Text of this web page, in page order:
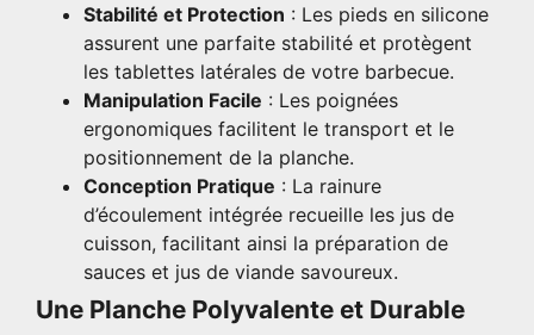
Stabilité et Protection : Les pieds en silicone
assurent une parfaite stabilité et protègent
les tablettes latérales de votre barbecue.
Manipulation Facile : Les poignées
ergonomiques facilitent le transport et le
positionnement de la planche.
Conception Pratique : La rainure
d’écoulement intégrée recueille les jus de
cuisson, facilitant ainsi la préparation de
sauces et jus de viande savoureux.
Une Planche Polyvalente et Durable